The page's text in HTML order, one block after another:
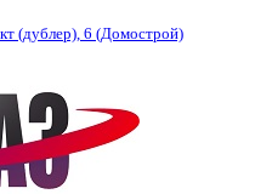
(дублер), 6 (Домострой)